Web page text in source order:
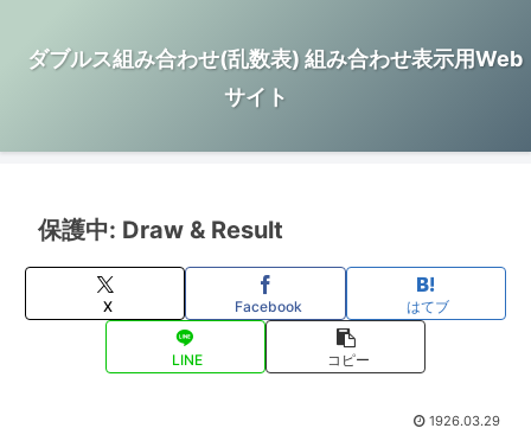
ダブルス組み合わせ(乱数表) 組み合わせ表示用Web
サイト
保護中: Draw & Result
X Facebook はてブ
LINE コピー
1926.03.29